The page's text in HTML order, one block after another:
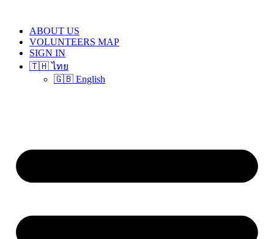
contentABOUT US
VOLUNTEERS MAP
SIGN IN
🇹🇭 ไทย
🇬🇧 English